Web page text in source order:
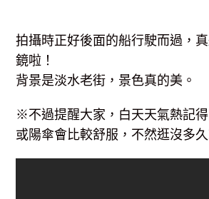
拍攝時正好後面的船行駛而過，
鏡啦！
背景是淡水老街，景色真的美。
※不過提醒大家，白天天氣熱記
或陽傘會比較舒服，不然逛沒多